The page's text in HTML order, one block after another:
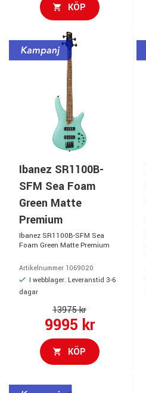
KÖP
Ibanez SR1100B-
SFM Sea Foam
Green Matte
Premium
Ibanez SR1100B-SFM Sea
Foam Green Matte Premium
Artikelnummer 1069020
I webblager. Leveranstid 3-6
dagar
13975 kr
9995 kr
KÖP